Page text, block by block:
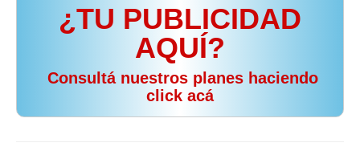
¿TU PUBLICIDAD
AQUÍ?
️ Consultá nuestros planes haciendo
click acá